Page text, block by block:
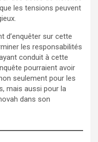
les tensions peuvent
d’enquêter sur cette
les responsabilités
conduit à cette
pourraient avoir
seulement pour les
mais aussi pour la
dans son